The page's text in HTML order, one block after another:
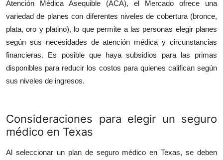
Atención Médica Asequible (ACA), el Mercado ofrece una
variedad de planes con diferentes niveles de cobertura (bronce,
plata, oro y platino), lo que permite a las personas elegir planes
según sus necesidades de atención médica y circunstancias
financieras. Es posible que haya subsidios para las primas
disponibles para reducir los costos para quienes califican según
sus niveles de ingresos.
Consideraciones para elegir un seguro
médico en Texas
Al seleccionar un plan de seguro médico en Texas, se deben